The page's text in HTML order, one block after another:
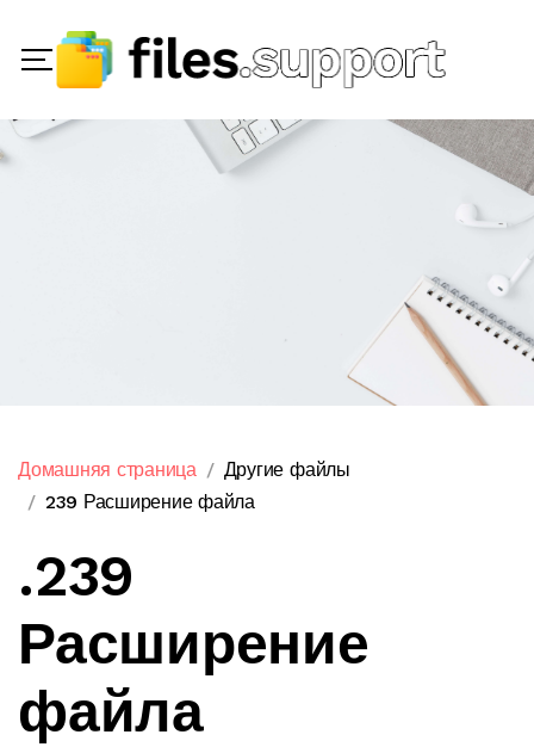
Домашняя страница
Другие файлы
239 Расширение файла
.239
Расширение
файла